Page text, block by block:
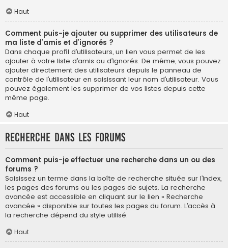
Haut
Comment puis-je ajouter ou supprimer des utilisateurs de
ma liste d’amis et d’ignorés ?
Dans chaque profil d’utilisateurs, un lien vous permet de les
ajouter à votre liste d’amis ou d’ignorés. De même, vous pouvez
ajouter directement des utilisateurs depuis le panneau de
contrôle de l’utilisateur en saisissant leur nom d’utilisateur. Vous
pouvez également les supprimer de vos listes depuis cette
même page.
Haut
Recherche dans les forums
Comment puis-je effectuer une recherche dans un ou des
forums ?
Saisissez un terme dans la boîte de recherche située sur l’index,
les pages des forums ou les pages de sujets. La recherche
avancée est accessible en cliquant sur le lien « Recherche
avancée » disponible sur toutes les pages du forum. L’accès à
la recherche dépend du style utilisé.
Haut